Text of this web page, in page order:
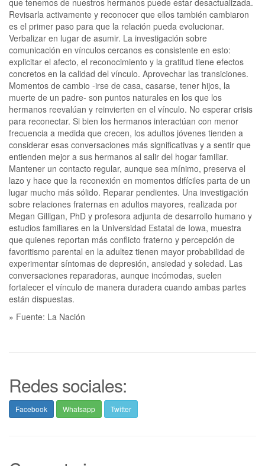
Revisarla activamente y reconocer que ellos también cambiaron
es el primer paso para que la relación pueda evolucionar.
Verbalizar en lugar de asumir. La investigación sobre
comunicación en vínculos cercanos es consistente en esto:
explicitar el afecto, el reconocimiento y la gratitud tiene efectos
concretos en la calidad del vínculo. Aprovechar las transiciones.
Momentos de cambio -irse de casa, casarse, tener hijos, la
muerte de un padre- son puntos naturales en los que los
hermanos reevalúan y reinvierten en el vínculo. No esperar crisis
para reconectar. Si bien los hermanos interactúan con menor
frecuencia a medida que crecen, los adultos jóvenes tienden a
considerar esas conversaciones más significativas y a sentir que
entienden mejor a sus hermanos al salir del hogar familiar.
Mantener un contacto regular, aunque sea mínimo, preserva el
lazo y hace que la reconexión en momentos difíciles parta de un
lugar mucho más sólido. Reparar pendientes. Una investigación
sobre relaciones fraternas en adultos mayores, realizada por
Megan Gilligan, PhD y profesora adjunta de desarrollo humano y
estudios familiares en la Universidad Estatal de Iowa, muestra
que quienes reportan más conflicto fraterno y percepción de
favoritismo parental en la adultez tienen mayor probabilidad de
experimentar síntomas de depresión, ansiedad y soledad. Las
conversaciones reparadoras, aunque incómodas, suelen
fortalecer el vínculo de manera duradera cuando ambas partes
están dispuestas.
» Fuente: La Nación
Redes sociales:
Facebook Whatsapp Twitter